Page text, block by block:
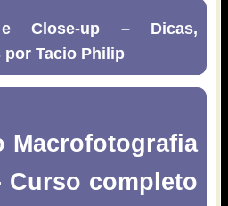
e Close-up – Dicas,
por Tacio Philip
Macrofotografia
Curso completo